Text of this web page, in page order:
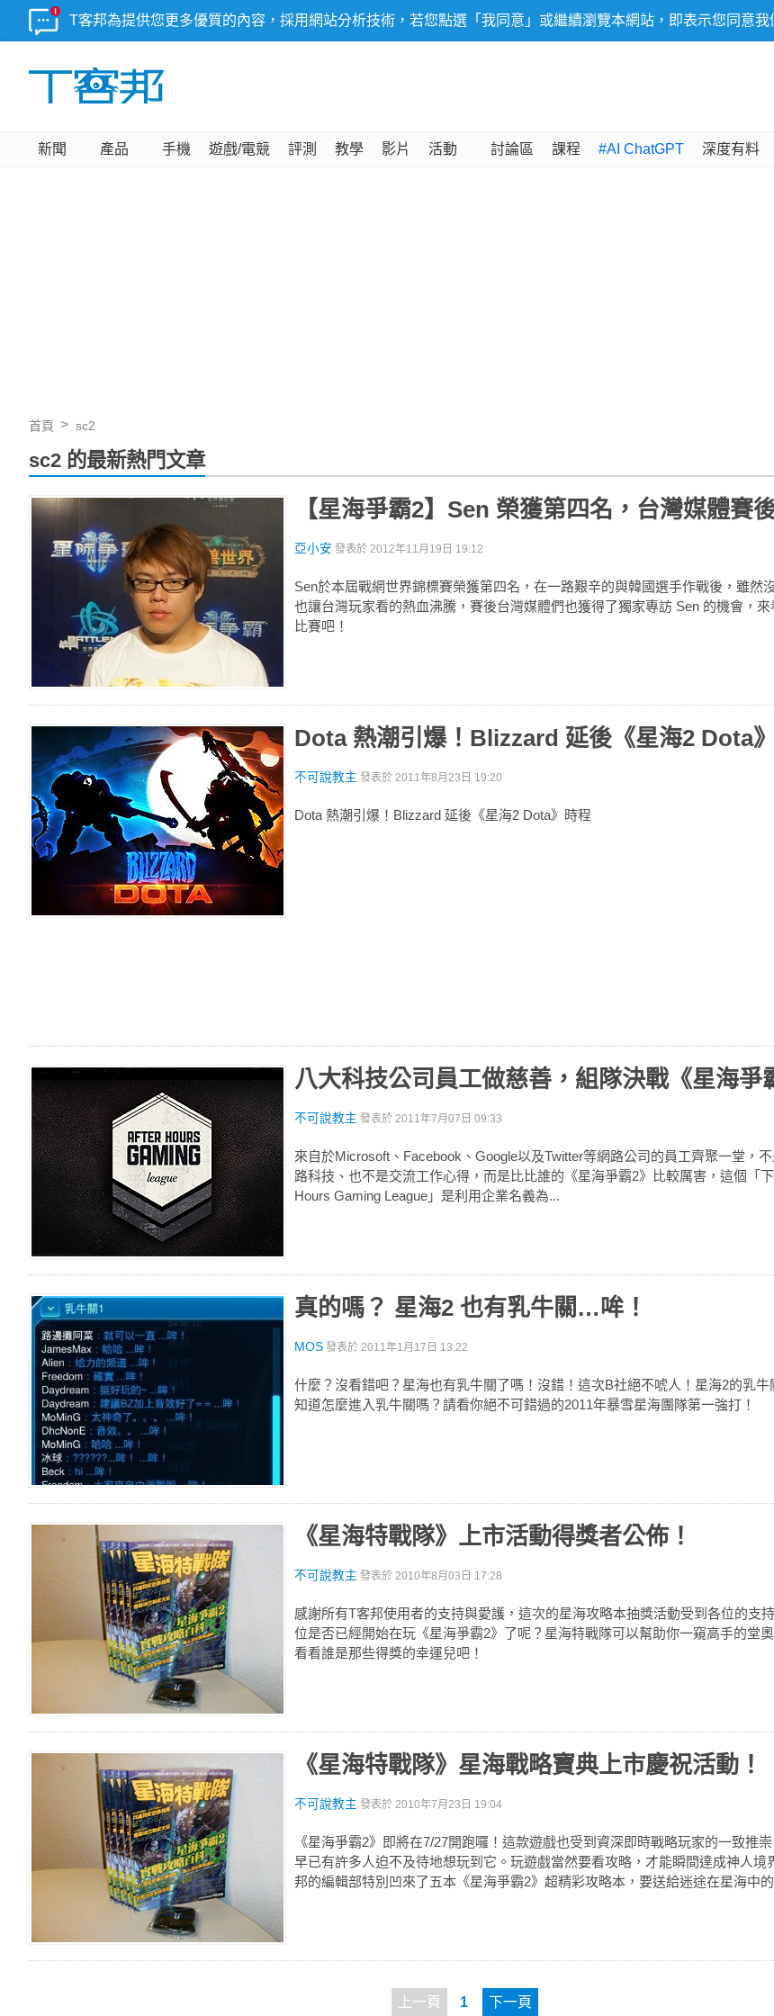
T客邦為提供您更多優質的內容，採用網站分析技術，若您點選「我同意」或繼續瀏覽本網站，即表示您同意我
新聞 產品 手機 遊戲/電競 評測 教學 影片 活動 討論區 課程 #AI ChatGPT 深度有料
首頁 sc2
sc2 的最新熱門文章
【星海爭霸2】Sen 榮獲第四名，台灣媒體賽
亞小安 發表於 2012年11月19日 19:12
Sen於本屆戰網世界錦標賽榮獲第四名，在一路艱辛的與韓國選手作戰後，雖然
也讓台灣玩家看的熱血沸騰，賽後台灣媒體們也獲得了獨家專訪 Sen 的機會，
比賽吧！
Dota 熱潮引爆！Blizzard 延後《星海2 Dota
不可說教主 發表於 2011年8月23日 19:20
Dota 熱潮引爆！Blizzard 延後《星海2 Dota》時程
八大科技公司員工做慈善，組隊決戰《星海爭
不可說教主 發表於 2011年7月07日 09:33
來自於Microsoft、Facebook、Google以及Twitter等網路公司的員工齊聚一堂，
路科技、也不是交流工作心得，而是比比誰的《星海爭霸2》比較厲害，這個「
Hours Gaming League」是利用企業名義為...
真的嗎？ 星海2 也有乳牛關…哞！
MOS 發表於 2011年1月17日 13:22
什麼？沒看錯吧？星海也有乳牛關了嗎！沒錯！這次B社絕不唬人！星海2的乳
知道怎麼進入乳牛關嗎？請看你絕不可錯過的2011年暴雪星海團隊第一強打！
《星海特戰隊》上市活動得獎者公佈！
不可說教主 發表於 2010年8月03日 17:28
感謝所有T客邦使用者的支持與愛護，這次的星海攻略本抽獎活動受到各位的支
位是否已經開始在玩《星海爭霸2》了呢？星海特戰隊可以幫助你一窺高手的堂
看看誰是那些得獎的幸運兒吧！
《星海特戰隊》星海戰略寶典上市慶祝活動！
不可說教主 發表於 2010年7月23日 19:04
《星海爭霸2》即將在7/27開跑囉！這款遊戲也受到資深即時戰略玩家的一致推
早已有許多人迫不及待地想玩到它。玩遊戲當然要看攻略，才能瞬間達成神人境
邦的編輯部特別凹來了五本《星海爭霸2》超精彩攻略本，要送給迷途在星海中
上一頁 1 下一頁